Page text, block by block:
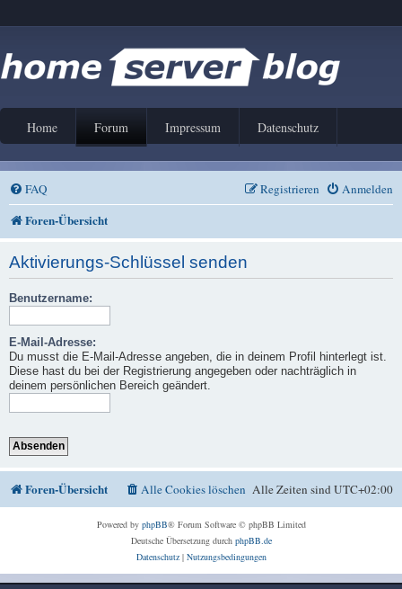
Home Forum Impressum Datenschutz
FAQ Anmelden
Registrieren
Foren-Übersicht
Aktivierungs-Schlüssel senden
Benutzername:
E-Mail-Adresse:
Du musst die E-Mail-Adresse angeben, die in deinem Profil hinterlegt ist.
Diese hast du bei der Registrierung angegeben oder nachträglich in
deinem persönlichen Bereich geändert.
Foren-Übersicht Alle Zeiten sindUTC+02:00
Alle Cookies löschen
Powered by phpBB® Forum Software © phpBB Limited
Deutsche Übersetzung durch phpBB.de
Datenschutz| Nutzungsbedingungen